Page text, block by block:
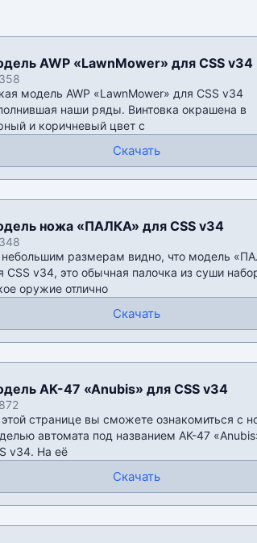
AWP «LawnMower» для CSS v34
358
модель AWP «LawnMower» для CSS v34
наши ряды. Винтовка окрашена в
и коричневый цвет с
Скачать
ножа «ПАЛКА» для CSS v34
348
размерам видно, что модель
CSS v34, это обычная палочка из суши
оружие отлично
Скачать
AK-47 «Anubis» для CSS v34
872
странице вы сможете ознакомиться с
автомата под названием AK-47
v34. На её
Скачать